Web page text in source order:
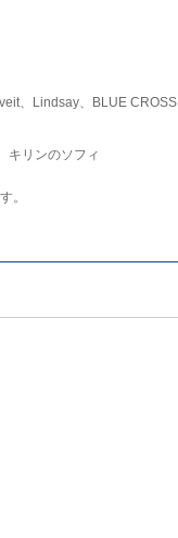
、Lindsay、BLUE CROSS
キリンのソフィ
。